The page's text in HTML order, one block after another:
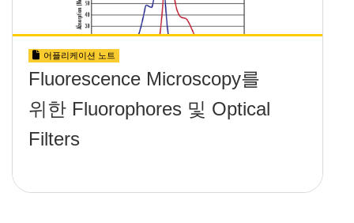
어플리케이션 노트
Fluorescence Microscopy를
위한 Fluorophores 및 Optical
Filters